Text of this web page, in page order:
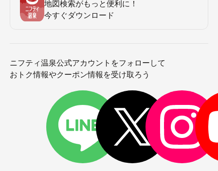
地図検索がもっと便利に！
今すぐダウンロード
ニフティ温泉公式アカウントをフォローして
おトク情報やクーポン情報を受け取ろう